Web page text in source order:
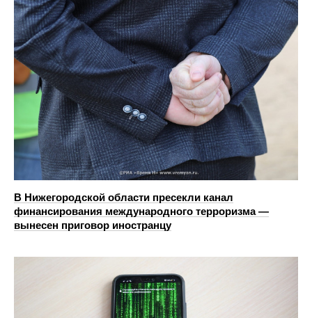
В Нижегородской области пресекли канал
финансирования международного терроризма —
вынесен приговор иностранцу